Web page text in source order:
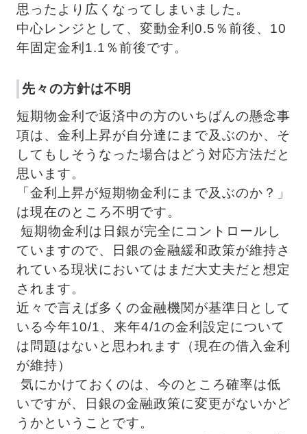
思ったより広くなってしまいました。
中心レンジとして、変動金利0.5％前後、10
年固定金利1.1％前後です。
先々の方針は不明
短期物金利で返済中の方のいちばんの懸念事
項は、金利上昇が自分達にまで及ぶのか、そ
してもしそうなった場合はどう対応方法だと
思います。
「金利上昇が短期物金利にまで及ぶのか？」
は現在のところ不明です。
ていますので、日銀の金融緩和政策が維持さ
れている現状においてはまだ大丈夫だと想定
されます。
近々で言えば多くの金融機関が基準日として
いる今年10/1、来年4/1の金利設定について
は問題はないと思われます（現在の借入金利
が維持）
いですが、日銀の金融政策に変更がないかど
うかということです。